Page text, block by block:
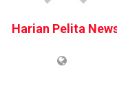
Harian Pelita